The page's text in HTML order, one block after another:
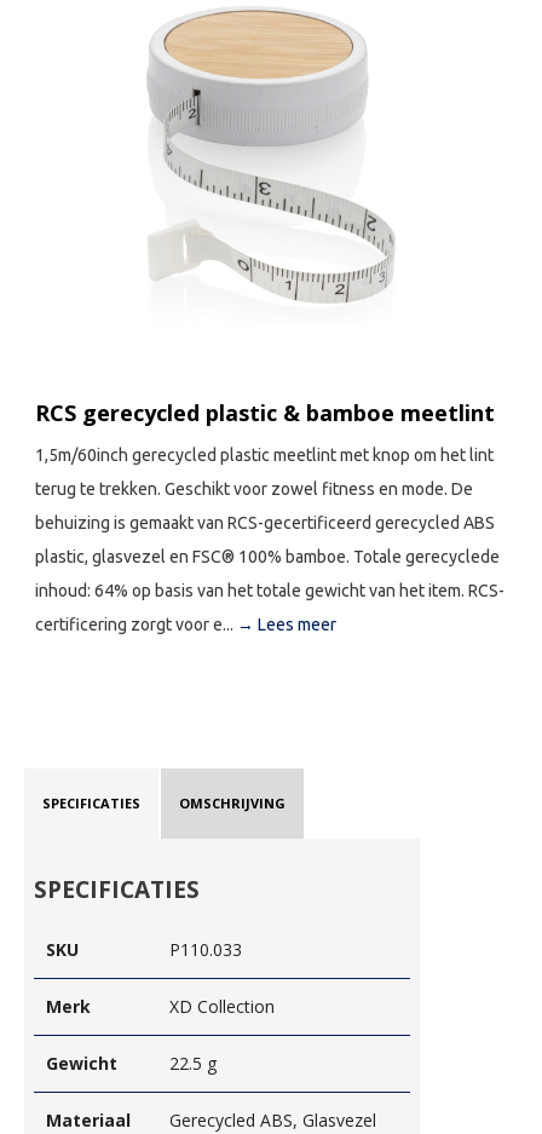
RCS gerecycled plastic & bamboe meetlint
1,5m/60inch gerecycled plastic meetlint met knop om het lint
terug te trekken. Geschikt voor zowel fitness en mode. De
behuizing is gemaakt van RCS-gecertificeerd gerecycled ABS
plastic, glasvezel en FSC® 100% bamboe. Totale gerecyclede
inhoud: 64% op basis van het totale gewicht van het item. RCS-
certificering zorgt voor e... → Lees meer
SPECIFICATIES OMSCHRIJVING
SPECIFICATIES
SKU P110.033
Merk XD Collection
Gewicht 22.5 g
Materiaal Gerecycled ABS, Glasvezel